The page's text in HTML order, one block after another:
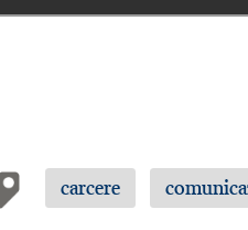
carcere